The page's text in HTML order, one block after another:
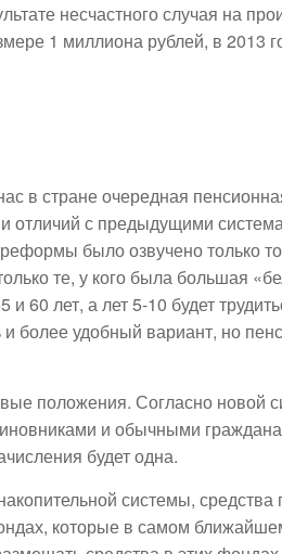
несчастного случая на
1 миллиона рублей, в 2013
в стране очередная
и отличий с предыдущими
было озвучено только
те, у кого была большая
и 60 лет, а лет 5-10 будет
более удобный вариант, но
положения. Согласно новой
и обычными
будет одна.
системы, средства
которые в самом